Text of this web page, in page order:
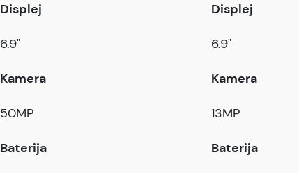
Displej
6.9"
Kamera
50MP
Baterija
Displej
6.9"
Kamera
13MP
Baterija